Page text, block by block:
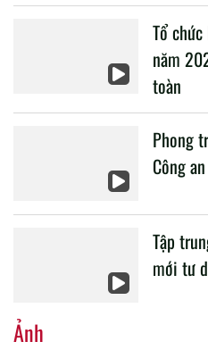
liên quan đến công tác giáo
Tổ
năm
toàn
Phong
Công
Tập
mới tư
Ảnh